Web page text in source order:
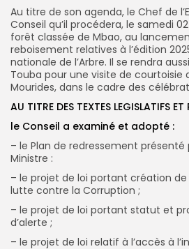
Au titre de son agenda, le Chef de
Conseil qu’il procédera, le samedi
forêt classée de Mbao, au
reboisement relatives à l’édition
nationale de l’Arbre. Il se rendra
Touba pour une visite de courtoisie
Mourides, dans le cadre des
AU TITRE DES TEXTES LEGISLATIFS ET
le Conseil a examiné et adopté :
– le Plan de redressement présenté
Ministre :
– le projet de loi portant création
lutte contre la Corruption ;
– le projet de loi portant statut et
d’alerte ;
– le projet de loi relatif à l’accès à